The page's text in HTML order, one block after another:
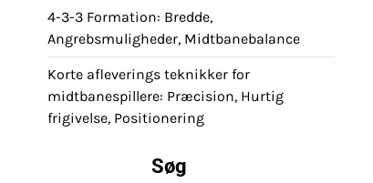
4-3-3 Formation: Bredde,
Angrebsmuligheder, Midtbanebalance
Korte afleverings teknikker for
midtbanespillere: Præcision, Hurtig
frigivelse, Positionering
Søg